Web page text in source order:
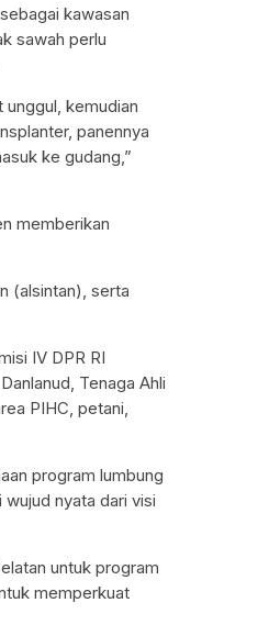
kawasan
sawah perlu
unggul, kemudian
panennya
ke gudang,”
memberikan
(alsintan), serta
IV DPR RI
Tenaga Ahli
PIHC, petani,
program lumbung
nyata dari visi
untuk program
memperkuat